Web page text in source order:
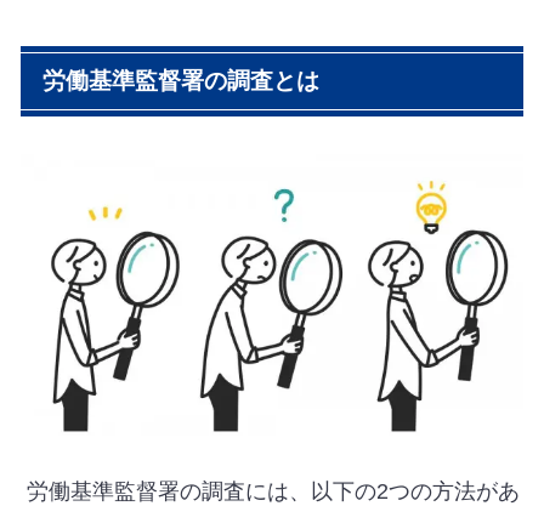
労働基準監督署の調査とは
労働基準監督署の調査には、以下の2つの方法があ